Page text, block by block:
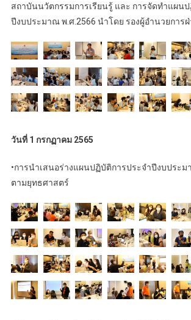
สถาบันนวัตกรรมการเรียนรู้ และ การจัดทำแผน
ปีงบประมาณ พ.ศ.2566 นำโดย รองผู้อำนวยการ
วันที่ 1 กรกฏาคม 2565
•การนำเสนอร่างแผนปฏิบัติการประจำปีงบประม
ตามยุทธศาสตร์